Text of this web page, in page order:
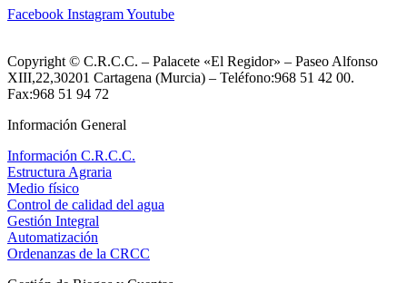
Facebook InstagramYoutube
Copyright © C.R.C.C. – Palacete «El Regidor» – Paseo Alfonso
XIII,22,30201 Cartagena (Murcia) – Teléfono:968 51 42 00.
Fax:968 51 94 72
Información General
Información C.R.C.C.
Estructura Agraria
Medio físico
Control de calidad del agua
Gestión Integral
Automatización
Ordenanzas de la CRCC